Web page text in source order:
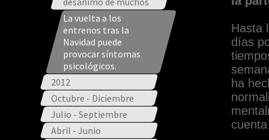
La vuelta a los
entrenos tras la
Navidad puede
provocar síntomas
psicológicos.
2012
Octubre - Diciembre
Julio - Septiembre
Abril - Junio
Hasta
días
ha